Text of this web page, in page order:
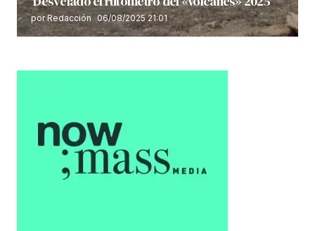
por Redacción 06/08/2025 21:01